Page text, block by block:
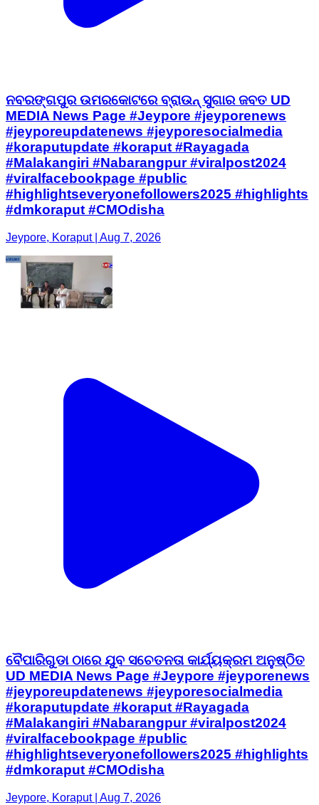
ନବରଙ୍ଗପୁର ଉମରକୋଟରେ ବ୍ରାଉନ୍ ସୁଗାର ଜବତ UD
MEDIA News Page #Jeypore #jeyporenews
#jeyporeupdatenews #jeyporesocialmedia
#koraputupdate #koraput #Rayagada
#Malakangiri #Nabarangpur #viralpost2024
#viralfacebookpage #public
#highlightseveryonefollowers2025 #highlights
#dmkoraput #CMOdisha
Jeypore, Koraput | Aug 7, 2026
ବୈପାରିଗୁଡା ଠାରେ ଯୁବ ସଚେତନତା କାର୍ଯ୍ୟକ୍ରମ ଅନୁଷ୍ଠିତ
UD MEDIA News Page #Jeypore #jeyporenews
#jeyporeupdatenews #jeyporesocialmedia
#koraputupdate #koraput #Rayagada
#Malakangiri #Nabarangpur #viralpost2024
#viralfacebookpage #public
#highlightseveryonefollowers2025 #highlights
#dmkoraput #CMOdisha
Jeypore, Koraput | Aug 7, 2026